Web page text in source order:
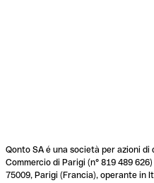
Qonto SA é una società per azioni
Commercio di Parigi (n° 819 489
75009, Parigi (Francia), operante in